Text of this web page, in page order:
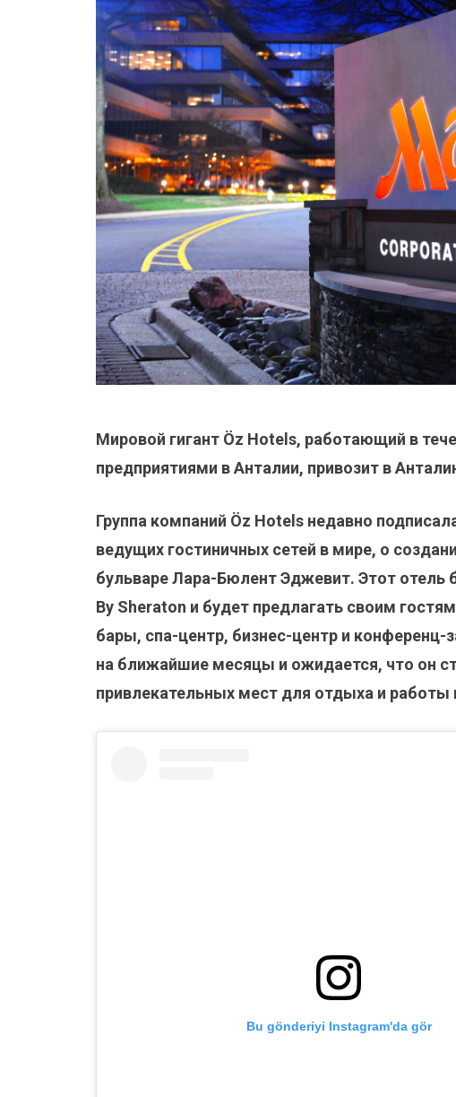
Мировой гигант Öz Hotels, работающий в
предприятиями в Анталии, привозит в
Группа компаний Öz Hotels недавно
ведущих гостиничных сетей в мире, о
бульваре Лара-Бюлент Эджевит. Этот отель
By Sheraton и будет предлагать своим
бары, спа-центр, бизнес-центр и
на ближайшие месяцы и ожидается, что он
привлекательных мест для отдыха и работы
Bu gönderiyi Instagram'da gör